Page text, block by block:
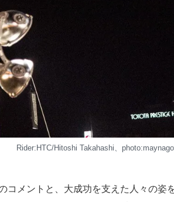
Rider:HTC/Hitoshi Takahashi、
コメントと、大成功を支えた人々の姿